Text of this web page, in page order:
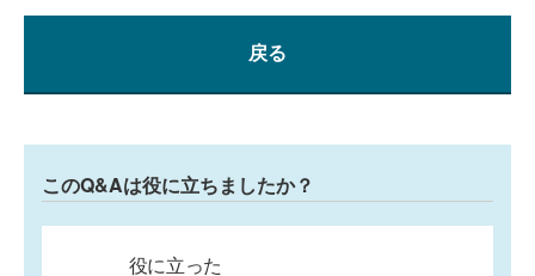
戻る
このQ&Aは役に立ちましたか？
役に立った